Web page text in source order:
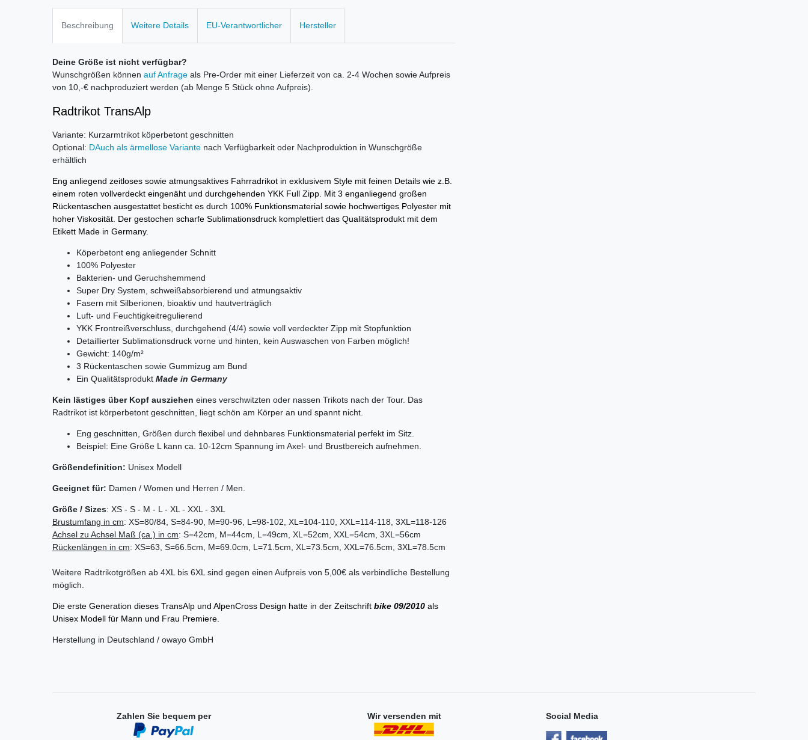
Beschreibung Weitere Details EU-Verantwortlicher Hersteller
Deine Größe ist nicht verfügbar?
Wunschgrößen können auf Anfrage als Pre-Order mit einer Lieferzeit von ca. 2-4 Wochen sowie Aufpreis
von 10,-€ nachproduziert werden (ab Menge 5 Stück ohne Aufpreis).
Radtrikot TransAlp
Variante: Kurzarmtrikot köperbetont geschnitten
Optional: DAuch als ärmellose Variante nach Verfügbarkeit oder Nachproduktion in Wunschgröße
erhältlich
Eng anliegend zeitloses sowie atmungsaktives Fahrradrikot in exklusivem Style mit feinen Details wie z.B.
einem roten vollverdeckt eingenäht und durchgehenden YKK Full Zipp. Mit 3 enganliegend großen
Rückentaschen ausgestattet besticht es durch 100% Funktionsmaterial sowie hochwertiges Polyester mit
hoher Viskosität. Der gestochen scharfe Sublimationsdruck komplettiert das Qualitätsprodukt mit dem
Etikett Made in Germany.
Köperbetont eng anliegender Schnitt
100% Polyester
Bakterien- und Geruchshemmend
Super Dry System, schweißabsorbierend und atmungsaktiv
Fasern mit Silberionen, bioaktiv und hautverträglich
Luft- und Feuchtigkeitregulierend
YKK Frontreißverschluss, durchgehend (4/4) sowie voll verdeckter Zipp mit Stopfunktion
Detaillierter Sublimationsdruck vorne und hinten, kein Auswaschen von Farben möglich!
Gewicht: 140g/m²
3 Rückentaschen sowie Gummizug am Bund
Ein Qualitätsprodukt Made in Germany
Kein lästiges über Kopf ausziehen eines verschwitzten oder nassen Trikots nach der Tour. Das
Radtrikot ist körperbetont geschnitten, liegt schön am Körper an und spannt nicht.
Eng geschnitten, Größen durch flexibel und dehnbares Funktionsmaterial perfekt im Sitz.
Beispiel: Eine Größe L kann ca. 10-12cm Spannung im Axel- und Brustbereich aufnehmen.
Größendefinition: Unisex Modell
Geeignet für: Damen / Women und Herren / Men.
Größe / Sizes: XS - S - M - L - XL - XXL - 3XL
Brustumfang in cm: XS=80/84, S=84-90, M=90-96, L=98-102, XL=104-110, XXL=114-118, 3XL=118-126
Achsel zu Achsel Maß (ca.) in cm: S=42cm, M=44cm, L=49cm, XL=52cm, XXL=54cm, 3XL=56cm
Rückenlängen in cm: XS=63, S=66.5cm, M=69.0cm, L=71.5cm, XL=73.5cm, XXL=76.5cm, 3XL=78.5cm
Weitere Radtrikotgrößen ab 4XL bis 6XL sind gegen einen Aufpreis von 5,00€ als verbindliche Bestellung
möglich.
Die erste Generation dieses TransAlp und AlpenCross Design hatte in der Zeitschrift bike 09/2010 als
Unisex Modell für Mann und Frau Premiere.
Herstellung in Deutschland / owayo GmbH
Zahlen Sie bequem per Wir versenden mit Social Media